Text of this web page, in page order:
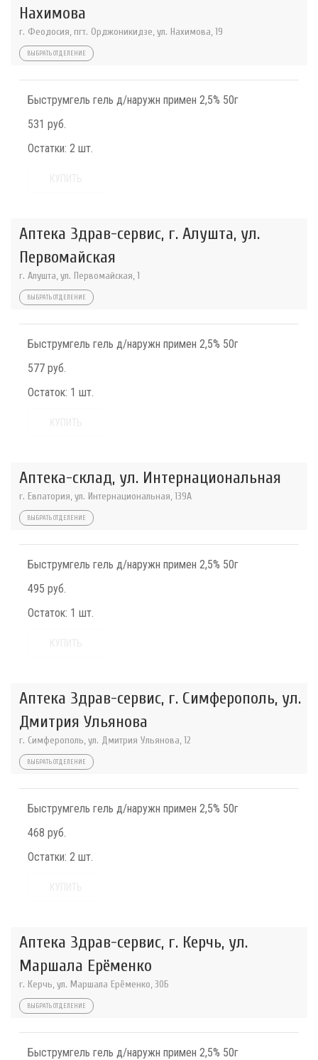
Нахимова
г. Феодосия, пгт. Орджоникидзе, ул. Нахимова, 19
ВЫБРАТЬ ОТДЕЛЕНИЕ
Быструмгель гель д/наружн примен 2,5% 50г
531 руб.
Остатки: 2 шт.
Аптека Здрав-сервис, г. Алушта, ул.
Первомайская
г. Алушта, ул. Первомайская, 1
ВЫБРАТЬ ОТДЕЛЕНИЕ
Быструмгель гель д/наружн примен 2,5% 50г
577 руб.
Остаток: 1 шт.
Аптека-склад, ул. Интернациональная
г. Евпатория, ул. Интернациональная, 139А
ВЫБРАТЬ ОТДЕЛЕНИЕ
Быструмгель гель д/наружн примен 2,5% 50г
495 руб.
Остаток: 1 шт.
Аптека Здрав-сервис, г. Симферополь, ул.
Дмитрия Ульянова
г. Симферополь, ул. Дмитрия Ульянова, 12
ВЫБРАТЬ ОТДЕЛЕНИЕ
Быструмгель гель д/наружн примен 2,5% 50г
468 руб.
Остатки: 2 шт.
Аптека Здрав-сервис, г. Керчь, ул.
Маршала Ерёменко
г. Керчь, ул. Маршала Ерёменко, 30Б
ВЫБРАТЬ ОТДЕЛЕНИЕ
Быструмгель гель д/наружн примен 2,5% 50г